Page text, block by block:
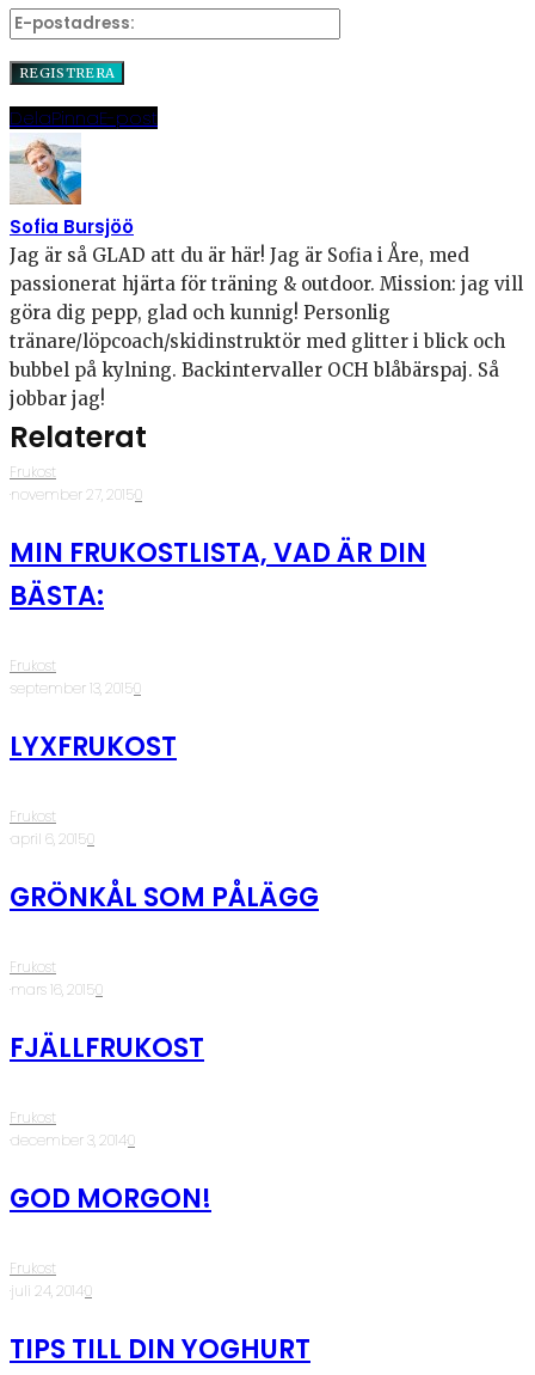
DelaPinnaE-post
Sofia Bursjöö
Jag är så GLAD att du är här! Jag är Sofia i Åre, med
passionerat hjärta för träning & outdoor. Mission: jag vill
göra dig pepp, glad och kunnig! Personlig
tränare/löpcoach/skidinstruktör med glitter i blick och
bubbel på kylning. Backintervaller OCH blåbärspaj. Så
jobbar jag!
Relaterat
Frukost
·november 27, 2015·0
MIN FRUKOSTLISTA, VAD ÄR DIN
BÄSTA:
Frukost
·september 13, 2015·0
LYXFRUKOST
Frukost
·april 6, 2015·0
GRÖNKÅL SOM PÅLÄGG
Frukost
·mars 16, 2015·0
FJÄLLFRUKOST
Frukost
·december 3, 2014·0
GOD MORGON!
Frukost
·juli 24, 2014·0
TIPS TILL DIN YOGHURT